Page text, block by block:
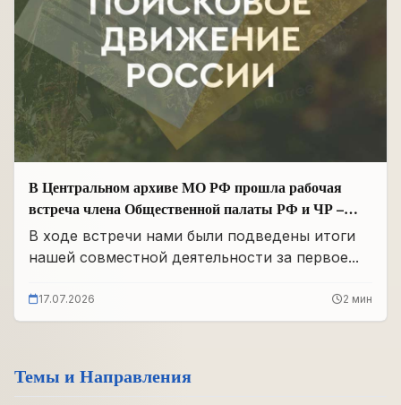
В Центральном архиве МО РФ прошла рабочая
встреча члена Общественной палаты РФ и ЧР –
Руководителя Регионального отделения «Поисковое
движение России» в ЧР Иса Сардалов с
Панковым
В ходе встречи нами были подведены итоги
нашей совместной деятельности за первое...
17.07.2026 2 мин
Темы и Направления